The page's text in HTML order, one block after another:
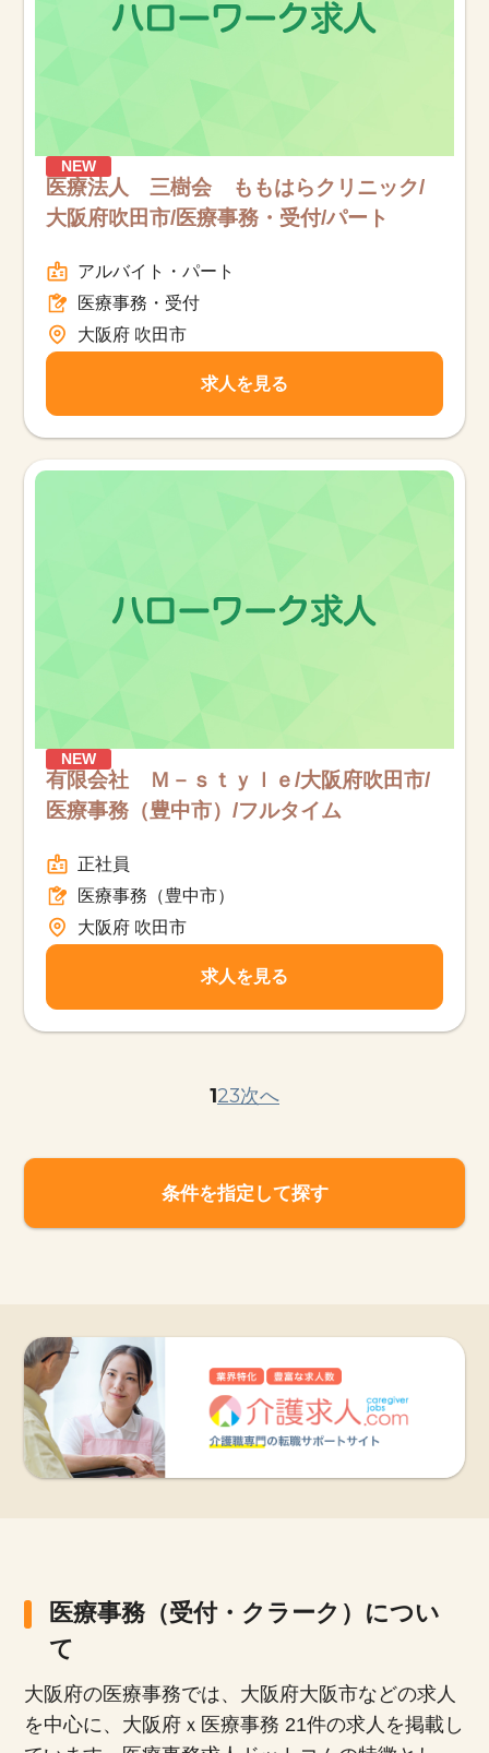
NEW
医療法人 三樹会 ももはらクリニック/
大阪府吹田市/医療事務・受付/パート
アルバイト・パート
医療事務・受付
大阪府 吹田市
求人を見る
NEW
有限会社 Ｍ－ｓｔｙｌｅ/大阪府吹田市/
医療事務（豊中市）/フルタイム
正社員
医療事務（豊中市）
大阪府 吹田市
求人を見る
123次へ
条件を指定して探す
医療事務（受付・クラーク）につい
て
大阪府の医療事務では、大阪府大阪市などの求人
を中心に、大阪府ｘ医療事務 21件の求人を掲載し
件